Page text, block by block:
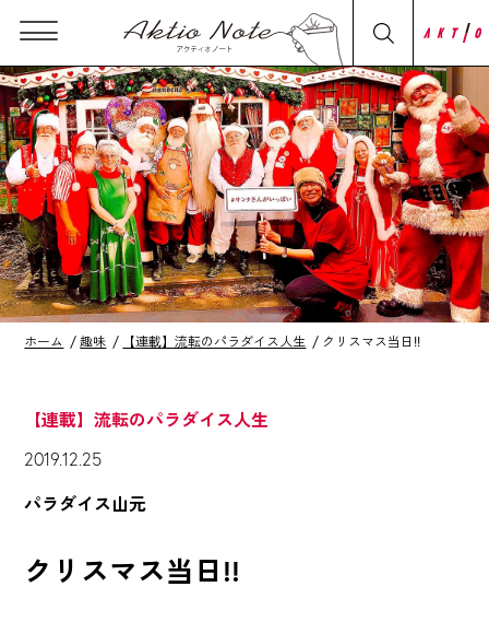
ホーム 趣味 【連載】流転のパラダイス人生 クリスマス当日!!
【連載】流転のパラダイス人生
2019.12.25
パラダイス山元
クリスマス当日!!